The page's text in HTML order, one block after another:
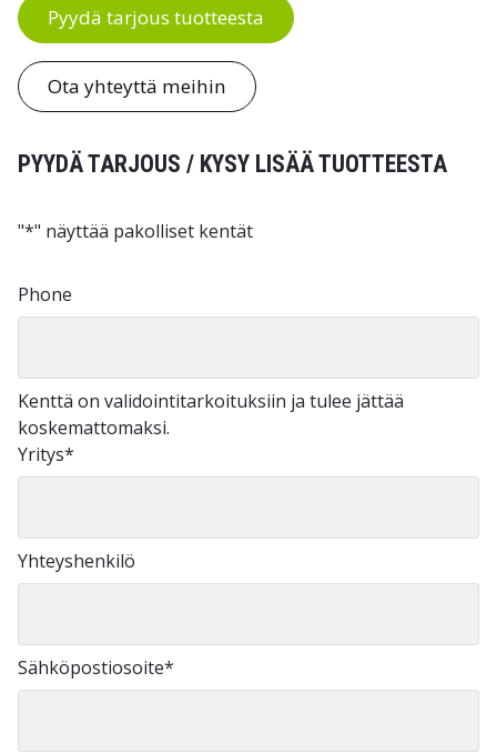
Pyydä tarjous tuotteesta
Ota yhteyttä meihin
PYYDÄ TARJOUS / KYSY LISÄÄ TUOTTEESTA
"*" näyttää pakolliset kentät
Phone
Kenttä on validointitarkoituksiin ja tulee jättää
koskemattomaksi.
Yritys*
Yhteyshenkilö
Sähköpostiosoite*